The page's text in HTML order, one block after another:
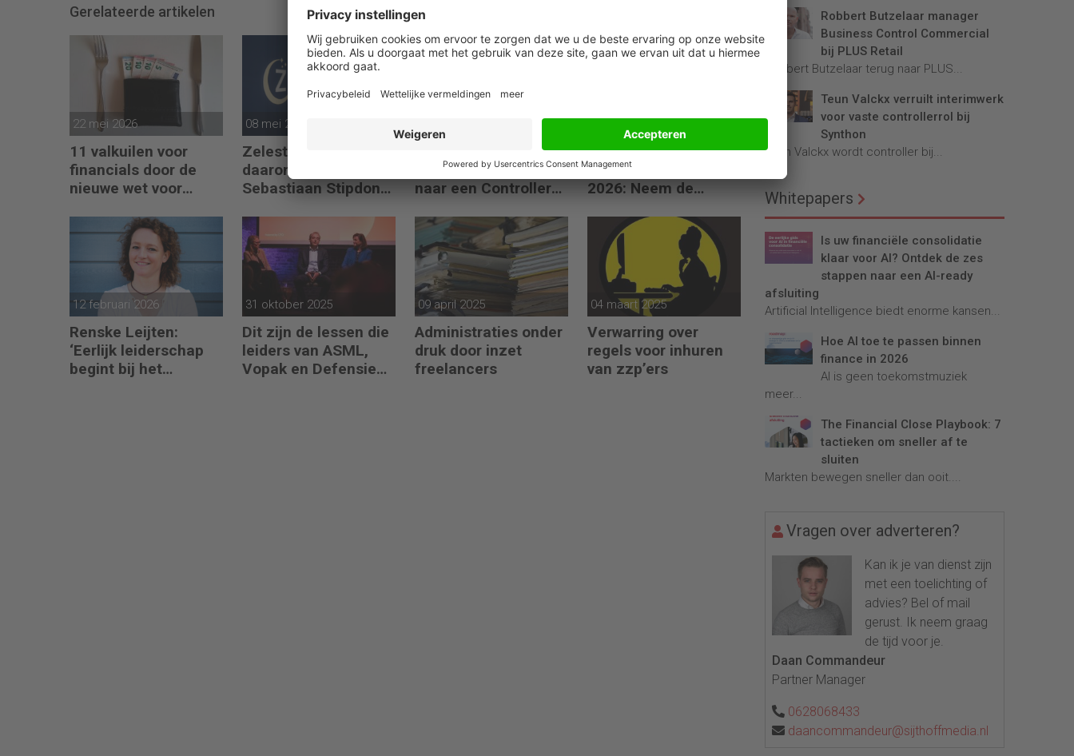
Gerelateerde artikelen
22 mei 2026
11 valkuilen voor
financials door de
nieuwe wet voor
08 mei 2026
Zelesta groeit hard,
daarom zoekt CFO
Sebastiaan Stipdonk
NextWave op zoek is
naar een Controller
Financieel
Management Dag
2026: Neem de
12 februari 2026
Renske Leijten:
‘Eerlijk leiderschap
begint bij het
31 oktober 2025
Dit zijn de lessen die
leiders van ASML,
Vopak en Defensie
09 april 2025
Administraties onder
druk door inzet
freelancers
04 maart 2025
Verwarring over
regels voor inhuren
van zzp’ers
Robbert Butzelaar manager
Business Control Commercial
bij PLUS Retail
Robbert Butzelaar terug naar PLUS...
Teun Valckx verruilt interimwerk
voor vaste controllerrol bij
Synthon
Teun Valckx wordt controller bij...
Whitepapers
Is uw financiële consolidatie
klaar voor AI? Ontdek de zes
stappen naar een AI-ready
afsluiting
Artificial Intelligence biedt enorme kansen...
Hoe AI toe te passen binnen
finance in 2026
AI is geen toekomstmuziek
meer...
The Financial Close Playbook: 7
tactieken om sneller af te
sluiten
Markten bewegen sneller dan ooit....
Vragen over adverteren?
Kan ik je van dienst zijn
met een toelichting of
advies? Bel of mail
gerust. Ik neem graag
de tijd voor je.
Daan Commandeur
Partner Manager
0628068433
daancommandeur@sijthoffmedia.nl